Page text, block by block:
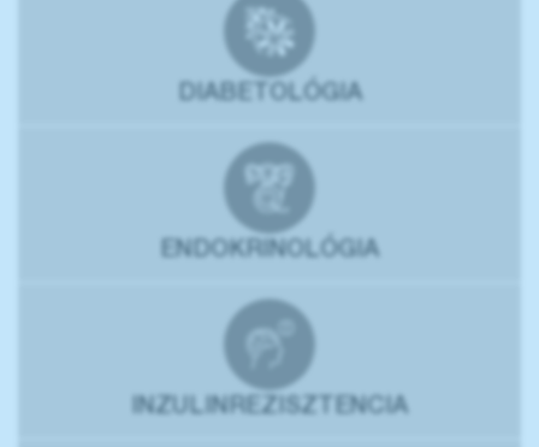
DIABETOLÓGIA
ENDOKRINOLÓGIA
INZULINREZISZTENCIA